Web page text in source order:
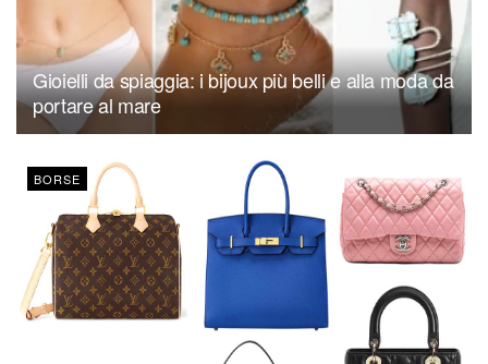
Gioielli da spiaggia: i bijoux più belli e alla moda da
portare al mare
BORSE